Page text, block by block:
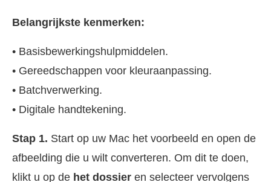
Belangrijkste kenmerken:
• Basisbewerkingshulpmiddelen.
• Gereedschappen voor kleuraanpassing.
• Batchverwerking.
• Digitale handtekening.
Stap 1. Start op uw Mac het voorbeeld en open de
afbeelding die u wilt converteren. Om dit te doen,
klikt u op de het dossier en selecteer vervolgens